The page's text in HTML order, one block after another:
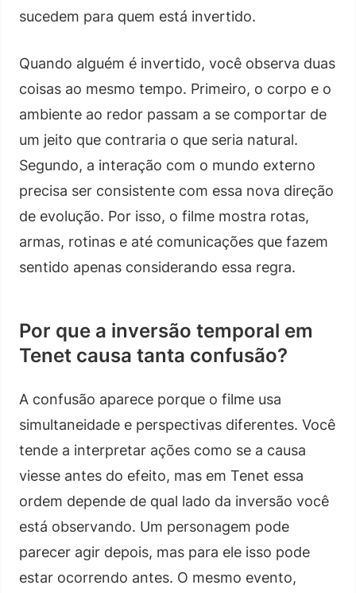
sucedem para quem está invertido.
Quando alguém é invertido, você observa duas
coisas ao mesmo tempo. Primeiro, o corpo e o
ambiente ao redor passam a se comportar de
um jeito que contraria o que seria natural.
Segundo, a interação com o mundo externo
precisa ser consistente com essa nova direção
de evolução. Por isso, o filme mostra rotas,
armas, rotinas e até comunicações que fazem
sentido apenas considerando essa regra.
Por que a inversão temporal em
Tenet causa tanta confusão?
A confusão aparece porque o filme usa
simultaneidade e perspectivas diferentes. Você
tende a interpretar ações como se a causa
viesse antes do efeito, mas em Tenet essa
ordem depende de qual lado da inversão você
está observando. Um personagem pode
parecer agir depois, mas para ele isso pode
estar ocorrendo antes. O mesmo evento,